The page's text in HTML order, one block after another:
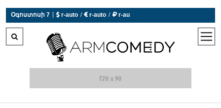
Օգոստոսի 7  r-auto /  r-auto /  r-au
open